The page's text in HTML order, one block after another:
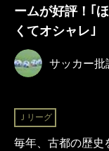
ームが好評！｢
くてオシャレ｣
サッカー批
Ｊリーグ
毎年、古都の歴史